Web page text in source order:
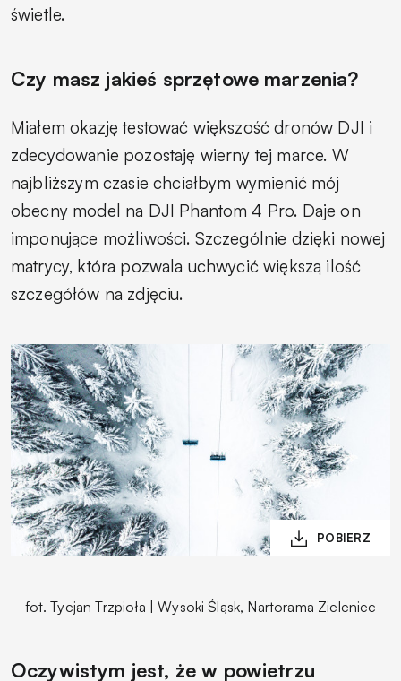
świetle.
Czy masz jakieś sprzętowe marzenia?
Miałem okazję testować większość dronów DJI i
zdecydowanie pozostaję wierny tej marce. W
najbliższym czasie chciałbym wymienić mój
obecny model na DJI Phantom 4 Pro. Daje on
imponujące możliwości. Szczególnie dzięki nowej
matrycy, która pozwala uchwycić większą ilość
szczegółów na zdjęciu.
fot. Tycjan Trzpioła | Wysoki Śląsk, Nartorama Zieleniec
Oczywistym jest, że w powietrzu